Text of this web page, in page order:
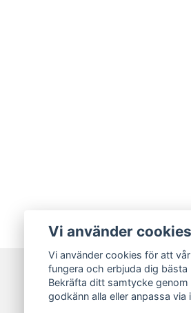
Sweet Nerds
Vi använder cookies
Vi använder cookies för att
fungera och erbjuda dig bästa
Bekräfta ditt samtycke
godkänn alla eller anpassa via